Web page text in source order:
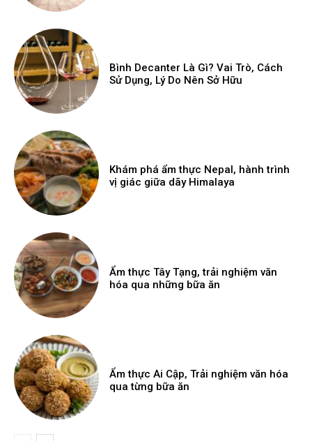
Bình Decanter Là Gì? Vai Trò, Cách
Sử Dụng, Lý Do Nên Sở Hữu
Khám phá ẩm thực Nepal, hành trình
vị giác giữa dãy Himalaya
Ẩm thực Tây Tạng, trải nghiệm văn
hóa qua những bữa ăn
Ẩm thực Ai Cập, Trải nghiệm văn hóa
qua từng bữa ăn